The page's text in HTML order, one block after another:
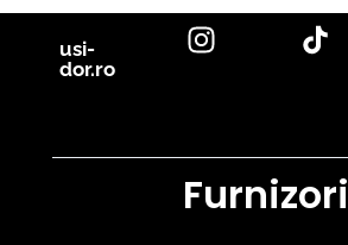
usi-
dor.ro
Furnizori